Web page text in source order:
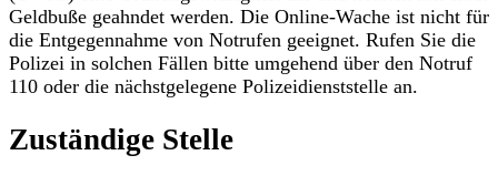
Geldbuße geahndet werden. Die Online-Wache ist nicht für
die Entgegennahme von Notrufen geeignet. Rufen Sie die
Polizei in solchen Fällen bitte umgehend über den Notruf
110 oder die nächstgelegene Polizeidienststelle an.
Zuständige Stelle